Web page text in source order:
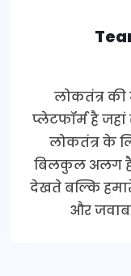
लोकतंत्र
प्लेटफॉर्म है जहां
लोकतंत्र के
बिलकुल अलग
देखते बल्कि
और